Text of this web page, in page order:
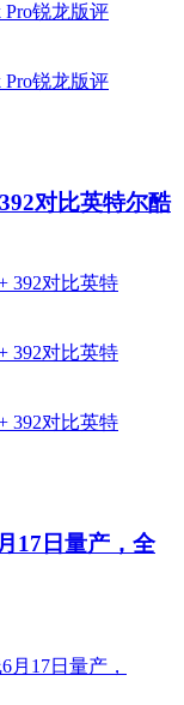
对比英特尔酷
17日量产，全